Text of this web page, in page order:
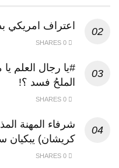
اعتراف امريكي
#يا رجال العلم
الملحُ فسد ؟!
شرفاء المهنة
كريشان) يبكيان